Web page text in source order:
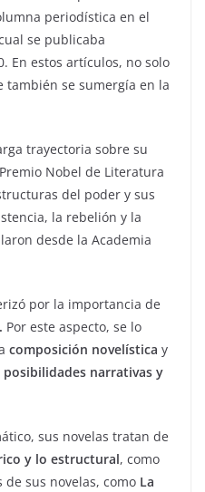
periodística en el
se publicaba
En estos artículos, no solo
se sumergía en la
trayectoria sobre su
Nobel de Literatura
del poder y sus
la rebelión y la
desde la Academia
por la importancia de
Por este aspecto, se lo
composición novelística y
narrativas y
sus novelas tratan de
y lo estructural, como
sus novelas, como La